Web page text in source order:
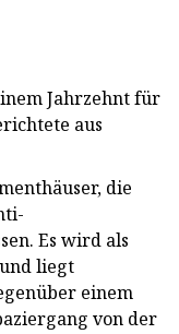
Jahrzehnt für
aus
die
Es wird als
liegt
einem
von der